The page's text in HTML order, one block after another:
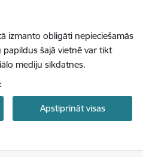
izmanto obligāti nepieciešamās
šajā vietnē var tikt
mediju sīkdatnes.
Apstiprināt visas